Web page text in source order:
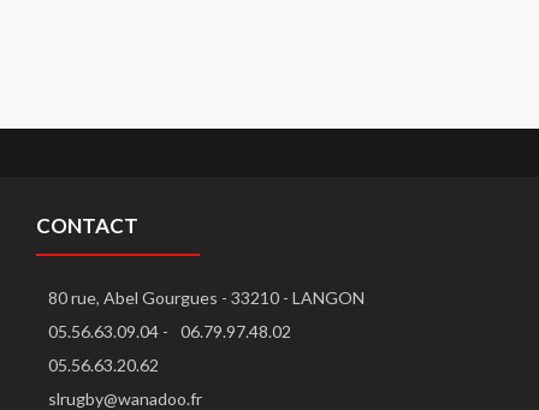
CONTACT
80 rue, Abel Gourgues - 33210 - LANGON
05.56.63.09.04 -
06.79.97.48.02
05.56.63.20.62
slrugby@wanadoo.fr